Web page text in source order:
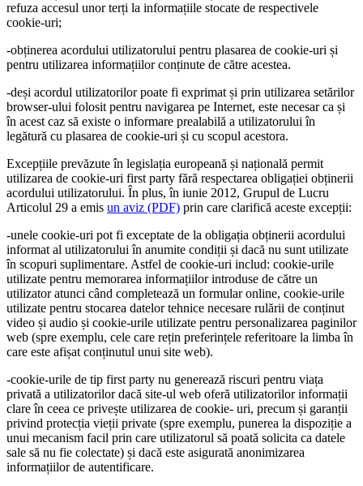
refuza accesul unor terți la informațiile stocate de respectivele
cookie-uri;
-obținerea acordului utilizatorului pentru plasarea de cookie-uri și
pentru utilizarea informațiilor conținute de către acestea.
-deși acordul utilizatorilor poate fi exprimat și prin utilizarea setărilor
browser-ului folosit pentru navigarea pe Internet, este necesar ca și
în acest caz să existe o informare prealabilă a utilizatorului în
legătură cu plasarea de cookie-uri și cu scopul acestora.
Excepțiile prevăzute în legislația europeană și națională permit
utilizarea de cookie-uri first party fără respectarea obligației obținerii
acordului utilizatorului. În plus, în iunie 2012, Grupul de Lucru
Articolul 29 a emis un aviz (PDF) prin care clarifică aceste excepții:
-unele cookie-uri pot fi exceptate de la obligația obținerii acordului
informat al utilizatorului în anumite condiții și dacă nu sunt utilizate
în scopuri suplimentare. Astfel de cookie-uri includ: cookie-urile
utilizate pentru memorarea informațiilor introduse de către un
utilizator atunci când completează un formular online, cookie-urile
utilizate pentru stocarea datelor tehnice necesare rulării de conținut
video și audio și cookie-urile utilizate pentru personalizarea paginilor
web (spre exemplu, cele care rețin preferințele referitoare la limba în
care este afișat conținutul unui site web).
-cookie-urile de tip first party nu generează riscuri pentru viața
privată a utilizatorilor dacă site-ul web oferă utilizatorilor informații
clare în ceea ce privește utilizarea de cookie- uri, precum și garanții
privind protecția vieții private (spre exemplu, punerea la dispoziție a
unui mecanism facil prin care utilizatorul să poată solicita ca datele
sale să nu fie colectate) și dacă este asigurată anonimizarea
informațiilor de autentificare.